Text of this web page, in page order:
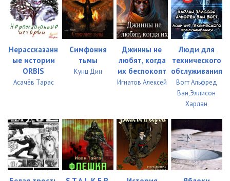
Нерассказанн
ые истории
ORBIS
Асачёв Тарас
Симфония
тьмы
Кунц Дин
Джинны не
любят, когда
их беспокоят
Игнатов Алексей
Люди для
технического
обслуживания
Вогт Альфред
Ван,Эллисон
Харлан